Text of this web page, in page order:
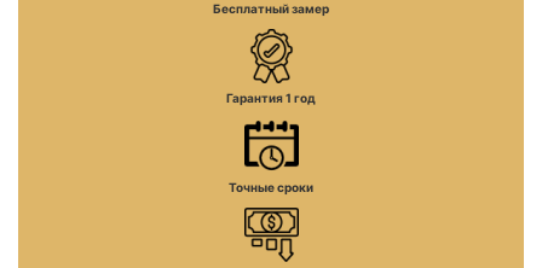
Бесплатный замер
Гарантия 1 год
Точные сроки